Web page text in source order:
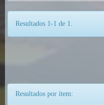
Resultados 1-1 de 1.
Resultados por ítem: